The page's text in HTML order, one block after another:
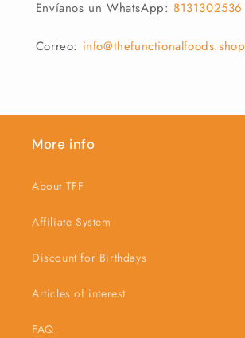
Envíanos un WhatsApp: 8131302536
Correo: info@thefunctionalfoods.shop
More info
About TFF
Affiliate System
Discount for Birthdays
Articles of interest
FAQ